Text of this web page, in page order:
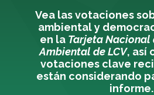
Vea las votaciones
ambiental y
en la Tarjeta Nacional
Ambiental de LCV, así
votaciones clave
están considerando
informe.